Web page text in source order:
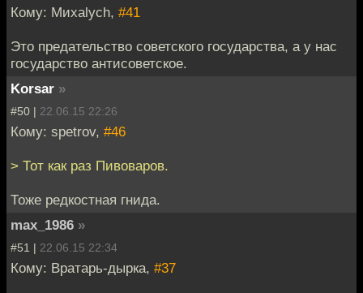
Кому: Миxalych, #41
Это предательство советского государства, а у нас
государство антисоветское.
Korsar »
#50 | 22.06.15 22:26
Кому: spetrov, #46
> Тот как раз Пивоваров.
Тоже редкостная гнида.
max_1986 »
#51 | 22.06.15 22:34
Кому: Вратарь-дырка, #37